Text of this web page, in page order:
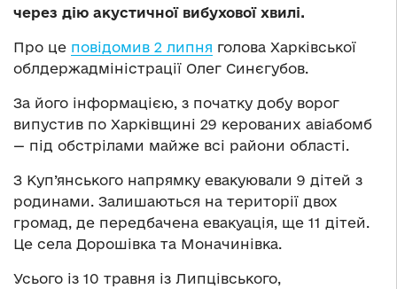
через дію акустичної вибухової хвилі.
Про це повідомив 2 липня голова Харківської
облдержадміністрації Олег Синєгубов.
За його інформацією, з початку добу ворог
випустив по Харківщині 29 керованих авіабомб
— під обстрілами майже всі райони області.
З Куп’янського напрямку евакуювали 9 дітей з
родинами. Залишаються на території двох
громад, де передбачена евакуація, ще 11 дітей.
Це села Дорошівка та Моначинівка.
Усього із 10 травня із Липцівського,